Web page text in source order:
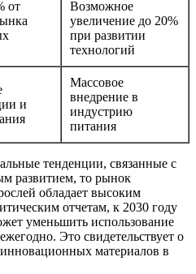
от
Возможное
увеличение до 20%
при развитии
технологий
и
Массовое
внедрение в
индустрию
питания
тенденции, связанные с
развитием, то рынок
обладает высоким
отчетам, к 2030 году
уменьшить использование
Это свидетельствует о
материалов в